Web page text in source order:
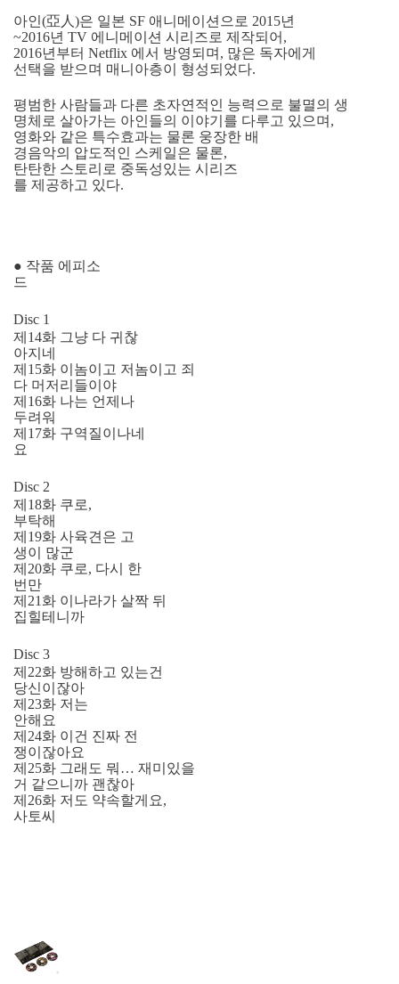
아인(亞人)은 일본 SF 애니메이션으로 2015년
~2016년 TV 에니메이션 시리즈로 제작되어,
2016년부터 Netflix 에서 방영되며, 많은 독자에게
선택을 받으며 매니아층이 형성되었다.
평범한 사람들과 다른 초자연적인 능력으로 불멸의 생
명체로 살아가는 아인들의 이야기를 다루고 있으며,
영화와 같은 특수효과는 물론 웅장한 배
경음악의 압도적인 스케일은 물론,
탄탄한 스토리로 중독성있는 시리즈
를 제공하고 있다.
● 작품 에피소
드
Disc 1
제14화 그냥 다 귀찮
아지네
제15화 이놈이고 저놈이고 죄
다 머저리들이야
제16화 나는 언제나
두려워
제17화 구역질이나네
요
Disc 2
제18화 쿠로,
부탁해
제19화 사육견은 고
생이 많군
제20화 쿠로, 다시 한
번만
제21화 이나라가 살짝 뒤
집힐테니까
Disc 3
제22화 방해하고 있는건
당신이잖아
제23화 저는
안해요
제24화 이건 진짜 전
쟁이잖아요
제25화 그래도 뭐… 재미있을
거 같으니까 괜찮아
제26화 저도 약속할게요,
사토씨